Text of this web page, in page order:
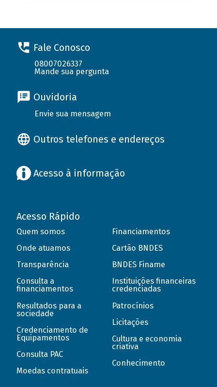
Fale Conosco
08007026337
Mande sua pergunta
Ouvidoria
Envie sua mensagem
Outros telefones e endereços
Acesso à informação
Acesso Rápido
Quem somos
Onde atuamos
Transparência
Consulta a
financiamentos
Resultados para a
sociedade
Credenciamento de
Equipamentos
Consulta PAC
Moedas contratuais
Financiamentos
Cartão BNDES
BNDES Finame
Instituições financeiras
credenciadas
Patrocínios
Licitações
Cultura e economia
criativa
Conhecimento